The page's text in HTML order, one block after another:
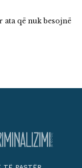
që nuk besojnë